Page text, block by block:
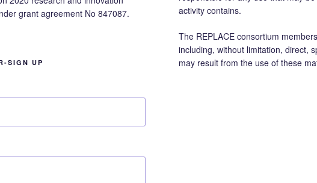
grant agreement No 847087.
SIGN UP
activity contains.
The REPLACE consortium
including, without limitation, direct,
may result from the use of these